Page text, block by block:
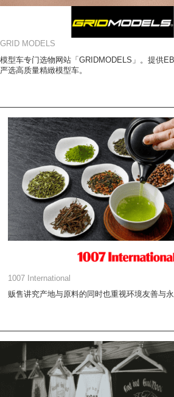
GRID MODELS
模型车专门选物网站「GRIDMODELS」。提供
严选高质量精緻模型车。
1007 International
贩售讲究产地与原料的同时也重视环境友善与